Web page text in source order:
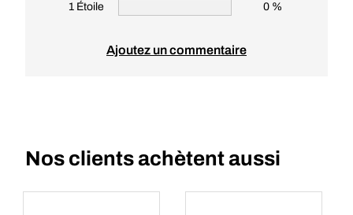
1 Étoile 0 %
Ajoutez un commentaire
Nos clients achètent aussi